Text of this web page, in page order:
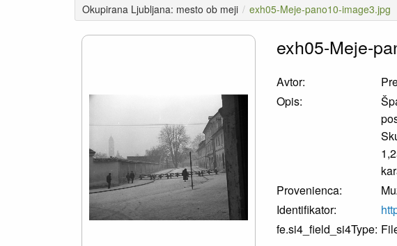
Okupirana Ljubljana: mesto ob meji / exh05-Meje-pano10-image3.jpg
exh05-Meje-
Avtor:
Opis:
Provenienca:
Identifikator:
fe.si4_field_si4Type: